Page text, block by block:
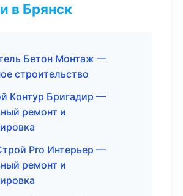
в Брянск
Бетон Монтаж —
строительство
Контур Бригадир —
ремонт и
Pro Интерьер —
ремонт и